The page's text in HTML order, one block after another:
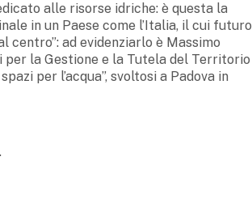
alle risorse idriche: è questa la
in un Paese come l’Italia, il cui futuro
ad evidenziarlo è Massimo
per la Gestione e la Tutela del Territorio
per l’acqua”, svoltosi a Padova in